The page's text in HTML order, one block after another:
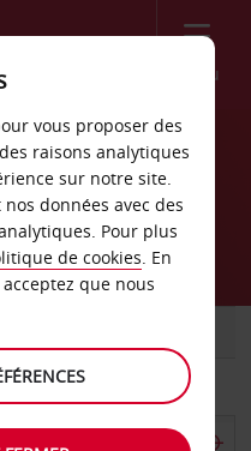
Menu
vous proposer des
raisons analytiques
sur notre site.
données avec des
Pour plus
de cookies. En
acceptez que nous